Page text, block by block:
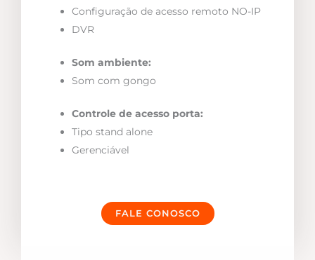
Configuração de acesso remoto NO-IP
DVR
Som ambiente:
Som com gongo
Controle de acesso porta:
Tipo stand alone
Gerenciável
FALE CONOSCO